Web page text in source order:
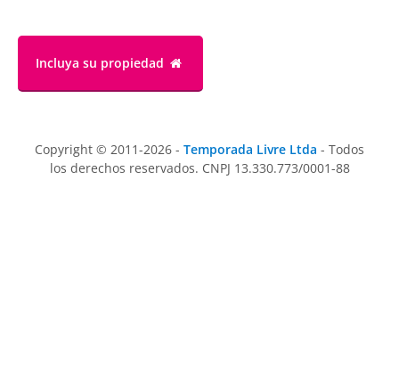
Incluya su propiedad
Copyright © 2011-2026 - Temporada Livre Ltda - Todos
los derechos reservados. CNPJ 13.330.773/0001-88